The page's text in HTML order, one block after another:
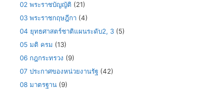
02 พระราชบัญญัติ (21)
03 พระราชกฤษฎีกา (4)
04 ยุทธศาสตร์ชาติแผนระดับ2, 3 (5)
05 มติ ครม (13)
06 กฎกระทรวง (9)
07 ประกาศของหน่วยงานรัฐ (42)
08 มาตรฐาน (9)